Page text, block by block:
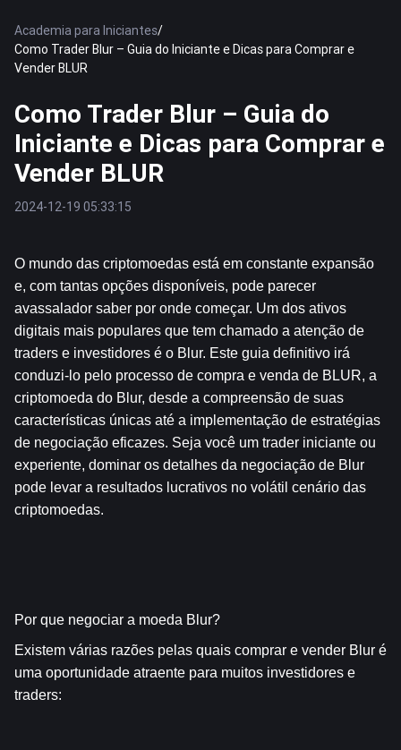
Academia para Iniciantes/
Como Trader Blur – Guia do Iniciante e Dicas para Comprar e
Vender BLUR
Como Trader Blur – Guia do
Iniciante e Dicas para Comprar e
Vender BLUR
2024-12-19 05:33:15
O mundo das criptomoedas está em constante expansão
e, com tantas opções disponíveis, pode parecer
avassalador saber por onde começar. Um dos ativos
digitais mais populares que tem chamado a atenção de
traders e investidores é o Blur. Este guia definitivo irá
conduzi-lo pelo processo de compra e venda de BLUR, a
criptomoeda do Blur, desde a compreensão de suas
características únicas até a implementação de estratégias
de negociação eficazes. Seja você um trader iniciante ou
experiente, dominar os detalhes da negociação de Blur
pode levar a resultados lucrativos no volátil cenário das
criptomoedas.
Por que negociar a moeda Blur?
Existem várias razões pelas quais comprar e vender Blur é
uma oportunidade atraente para muitos investidores e
traders: